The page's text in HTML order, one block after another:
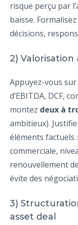
risque perçu par
baisse.
décisions,
2)
Appuyez-vous
d’EBITDA, DCF,
montez deux à
ambitieux).
éléments factuels
commerciale,
renouvellement
évite des
3)
asset deal